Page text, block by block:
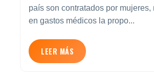
país son contratados por mujeres,
en gastos médicos la propo...
LEER MÁS